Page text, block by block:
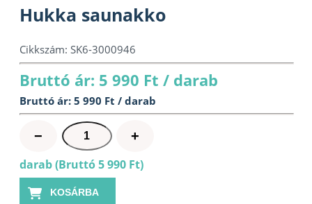
Hukka saunakko
Cikkszám: SK6-3000946
Bruttó ár: 5 990 Ft / darab
Bruttó ár: 5 990 Ft / darab
−
Hukka
saunakko
mennyiség
+
darab (Bruttó 5 990 Ft)
KOSÁRBA